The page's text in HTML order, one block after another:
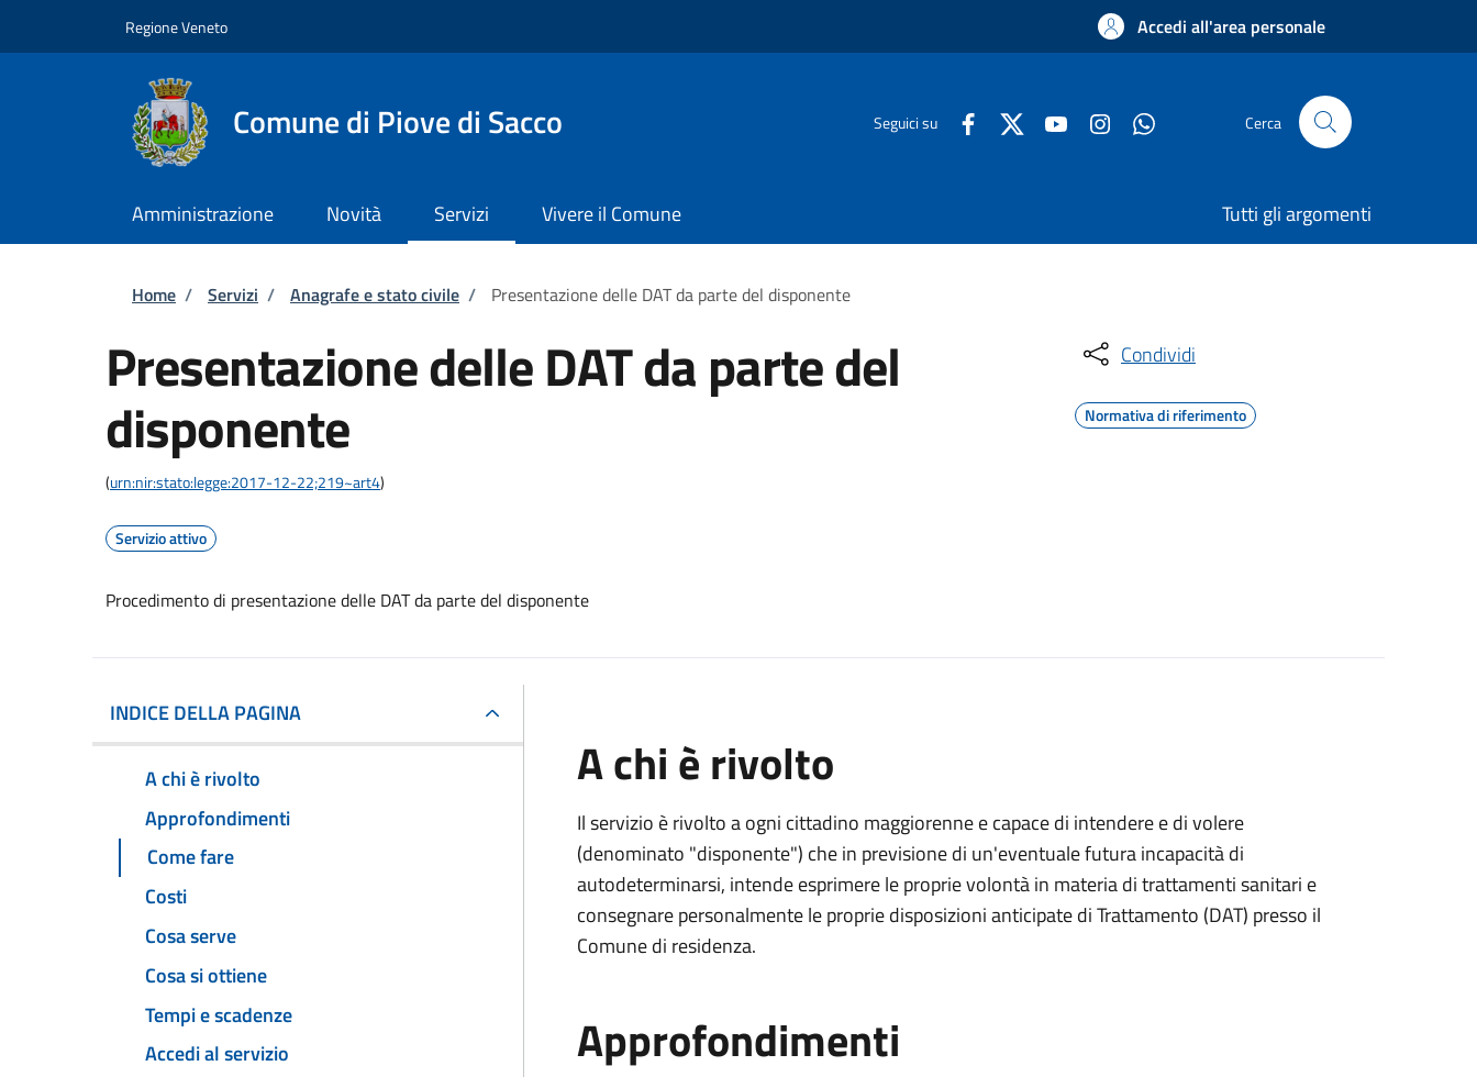
Regione Veneto Accedi all'area personale
Comune di Piove di Sacco Seguici su Cerca
Amministrazione Novità Servizi Vivere il Comune Tutti gli argomenti
Briciole di pane
Home / Servizi / Anagrafe e stato civile / Presentazione delle DAT da parte del disponente
Presentazione delle DAT da parte del
disponente
(urn:nir:stato:legge:2017-12-22;219~art4)
Servizio attivo
Procedimento di presentazione delle DAT da parte del disponente
Condividi
Normativa di riferimento
INDICE DELLA PAGINA
A chi è rivolto
Approfondimenti
Come fare
Costi
Cosa serve
Cosa si ottiene
Tempi e scadenze
Accedi al servizio
A chi è rivolto
Il servizio è rivolto a ogni cittadino maggiorenne e capace di intendere e di volere
(denominato "disponente") che in previsione di un'eventuale futura incapacità di
autodeterminarsi, intende esprimere le proprie volontà in materia di trattamenti sanitari e
consegnare personalmente le proprie disposizioni anticipate di Trattamento (DAT) presso il
Comune di residenza.
Approfondimenti